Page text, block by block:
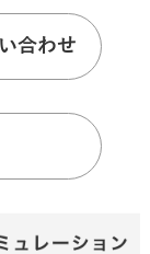
合わせ